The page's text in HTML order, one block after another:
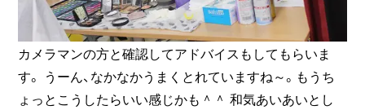
カメラマンの方と確認してアドバイスもしてもらいま
す。 うーん、なかなかうまくとれていますね～。もうち
ょっとこうしたらいい感じかも＾＾ 和気あいあいとし